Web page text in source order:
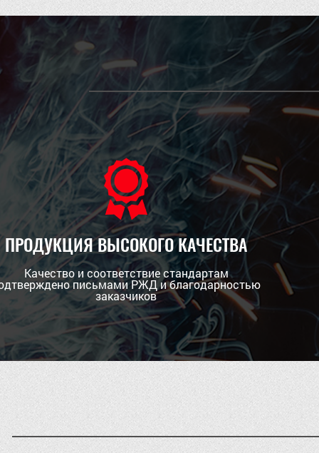
ПРОДУКЦИЯ ВЫСОКОГО КАЧЕСТВА
Качество и соответствие стандартам
письмами РЖД и благодарностью
заказчиков